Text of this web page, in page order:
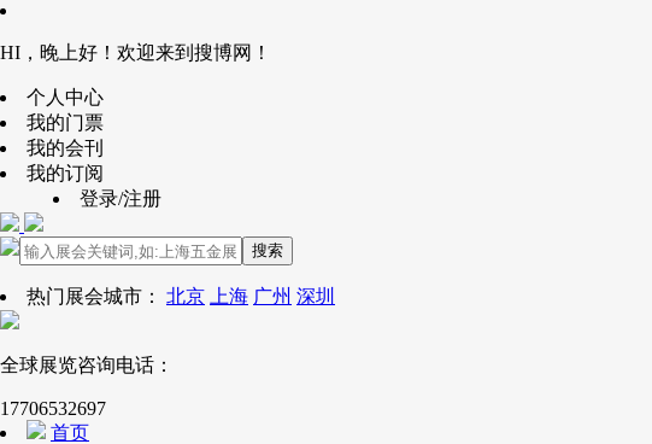
HI，晚上好！欢迎来到搜博网！
个人中心
我的门票
我的会刊
我的订阅
登录/注册
搜索
热门展会城市： 北京 上海 广州 深圳
全球展览咨询电话：
17706532697
首页